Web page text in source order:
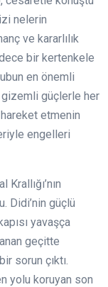
nelerin
ve kararlılık
bir kertenkele
en önemli
güçlerle her
etmenin
engelleri
Didi’nin güçlü
yavaşça
geçitte
sorun çıktı.
yolu koruyan son